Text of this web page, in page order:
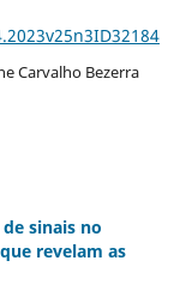
Carvalho Bezerra
sinais no
revelam as